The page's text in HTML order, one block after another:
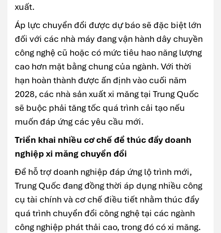
xuất.
Áp lực chuyển đổi được dự báo sẽ đặc biệt lớn
đối với các nhà máy đang vận hành dây chuyền
công nghệ cũ hoặc có mức tiêu hao năng lượng
cao hơn mặt bằng chung của ngành. Với thời
hạn hoàn thành được ấn định vào cuối năm
2028, các nhà sản xuất xi măng tại Trung Quốc
sẽ buộc phải tăng tốc quá trình cải tạo nếu
muốn đáp ứng các yêu cầu mới.
Triển khai nhiều cơ chế để thúc đẩy doanh
nghiệp xi măng chuyển đổi
Để hỗ trợ doanh nghiệp đáp ứng lộ trình mới,
Trung Quốc đang đồng thời áp dụng nhiều công
cụ tài chính và cơ chế điều tiết nhằm thúc đẩy
quá trình chuyển đổi công nghệ tại các ngành
công nghiệp phát thải cao, trong đó có xi măng.